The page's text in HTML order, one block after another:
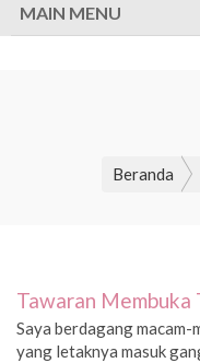
MAIN MENU
Beranda
Tawaran Membuka
Saya berdagang macam-
yang letaknya masuk